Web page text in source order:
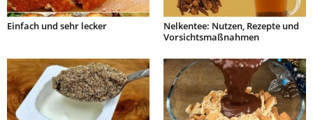
Einfach und sehr lecker
Nelkentee: Nutzen, Rezepte und
Vorsichtsmaßnahmen